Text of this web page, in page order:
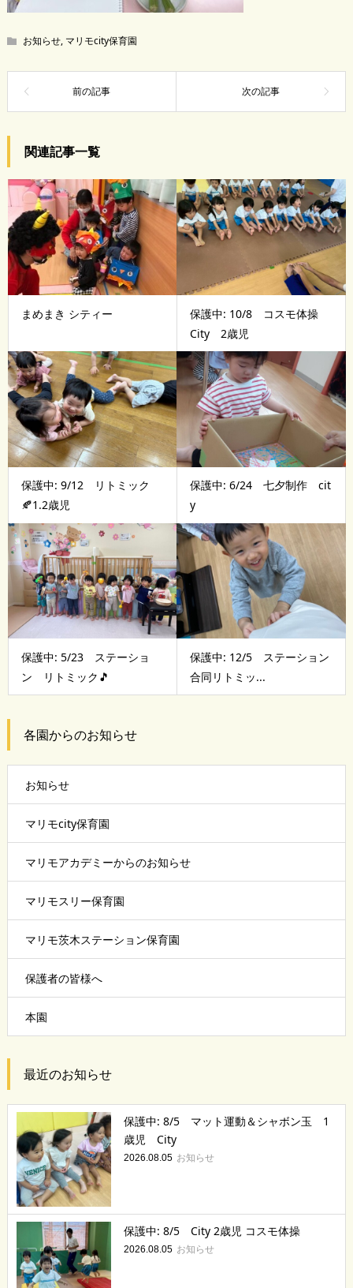
お知らせ, マリモcity保育園
関連記事一覧
まめまき シティー
保護中: 10/8 コスモ体操
City 2歳児
保護中: 9/12 リトミック
🍂1.2歳児
保護中: 6/24 七夕制作 cit
y
保護中: 5/23 ステーショ
ン リトミック🎵
保護中: 12/5 ステーション
合同リトミッ...
各園からのお知らせ
お知らせ
マリモcity保育園
マリモアカデミーからのお知らせ
マリモスリー保育園
マリモ茨木ステーション保育園
保護者の皆様へ
本園
最近のお知らせ
保護中: 8/5 マット運動＆シャボン玉 1
歳児 City
2026.08.05 お知らせ
保護中: 8/5 City 2歳児 コスモ体操
2026.08.05 お知らせ